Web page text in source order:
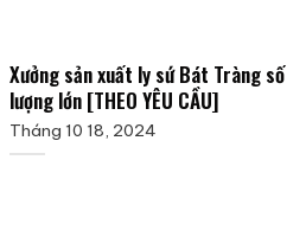
Xưởng sản xuất ly sứ Bát Tràng số
lượng lớn [THEO YÊU CẦU]
Tháng 10 18, 2024